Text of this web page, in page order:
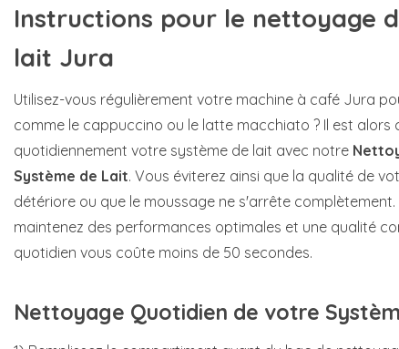
Instructions pour le nettoyage
lait Jura
Utilisez-vous régulièrement votre machine à café Jura
comme le cappuccino ou le latte macchiato ? Il est alors
quotidiennement votre système de lait avec notre
Système de Lait. Vous éviterez ainsi que la qualité de
détériore ou que le moussage ne s'arrête
maintenez des performances optimales et une qualité
quotidien vous coûte moins de 50 secondes.
Nettoyage Quotidien de votre